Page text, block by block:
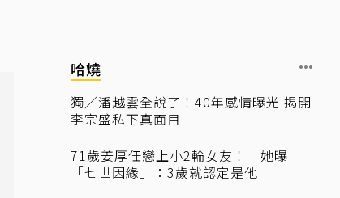
哈燒
獨／潘越雲全說了！40年感情曝光 揭開
李宗盛私下真面目
71歲姜厚任戀上小2輪女友！ 她曝
「七世因緣」：3歲就認定是他